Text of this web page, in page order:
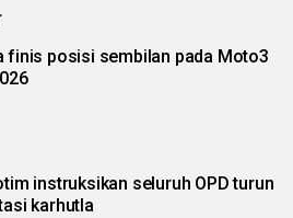
finis posisi sembilan pada Moto3
instruksikan seluruh OPD turun
karhutla